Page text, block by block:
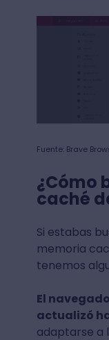
Fuente: Brave
¿Cómo
caché
Si estabas
memoria
tenemos
El
actualizó
adaptarse a